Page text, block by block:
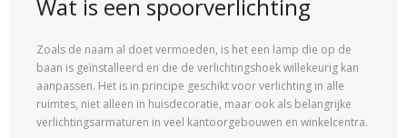
Wat is een spoorverlichting
Zoals de naam al doet vermoeden, is het een lamp die op de
baan is geïnstalleerd en die de verlichtingshoek willekeurig kan
aanpassen. Het is in principe geschikt voor verlichting in alle
ruimtes, niet alleen in huisdecoratie, maar ook als belangrijke
verlichtingsarmaturen in veel kantoorgebouwen en winkelcentra.